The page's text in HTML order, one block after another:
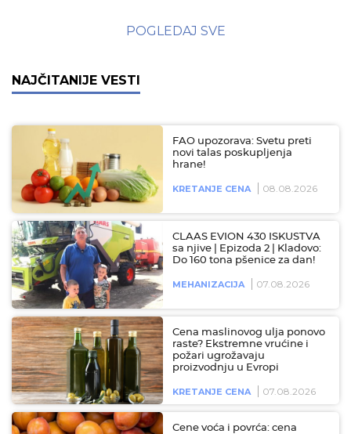
POGLEDAJ SVE
NAJČITANIJE VESTI
FAO upozorava: Svetu preti
novi talas poskupljenja
hrane!
KRETANJE CENA 08.08.2026
CLAAS EVION 430 ISKUSTVA
sa njive | Epizoda 2 | Kladovo:
Do 160 tona pšenice za dan!
MEHANIZACIJA 07.08.2026
Cena maslinovog ulja ponovo
raste? Ekstremne vrućine i
požari ugrožavaju
proizvodnju u Evropi
KRETANJE CENA 07.08.2026
Cene voća i povrća: cena